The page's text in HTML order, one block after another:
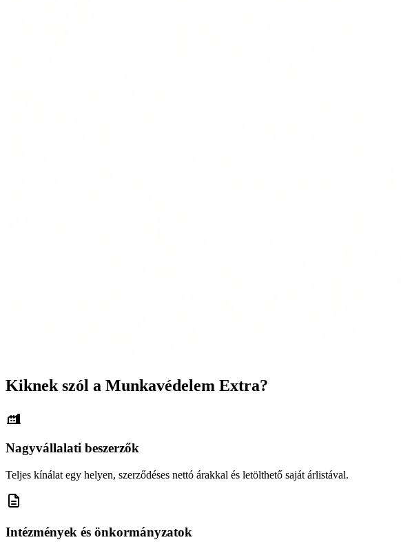
Kiknek szól a Munkavédelem Extra?
Nagyvállalati beszerzők
Teljes kínálat egy helyen, szerződéses nettó árakkal és letölthető saját árlistával.
Intézmények és önkormányzatok